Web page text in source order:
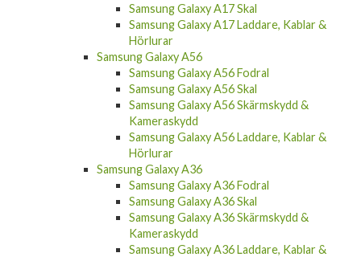
Samsung Galaxy A17 Skal
Samsung Galaxy A17 Laddare, Kablar &
Hörlurar
Samsung Galaxy A56
Samsung Galaxy A56 Fodral
Samsung Galaxy A56 Skal
Samsung Galaxy A56 Skärmskydd &
Kameraskydd
Samsung Galaxy A56 Laddare, Kablar &
Hörlurar
Samsung Galaxy A36
Samsung Galaxy A36 Fodral
Samsung Galaxy A36 Skal
Samsung Galaxy A36 Skärmskydd &
Kameraskydd
Samsung Galaxy A36 Laddare, Kablar &